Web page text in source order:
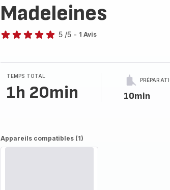
Madeleines
étoiles
(moyenne)
5 /5 - 1 Avis
TEMPS TOTAL
1h 20min 10min
Appareils compatibles (1)